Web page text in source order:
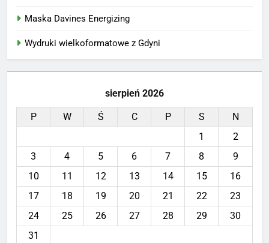
Maska Davines Energizing
Wydruki wielkoformatowe z Gdyni
sierpień 2026
P W Ś C P S
N
1
2
3
4 5 6 7 8
9
10
11 12 13 14 15
16
17
18 19 20 21 22
23
24
25 26 27 28 29
30
31